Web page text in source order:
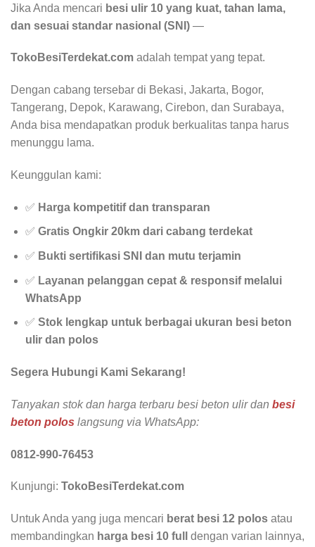
Jika Anda mencari besi ulir 10 yang kuat, tahan lama,
dan sesuai standar nasional (SNI) —
TokoBesiTerdekat.com adalah tempat yang tepat.
Dengan cabang tersebar di Bekasi, Jakarta, Bogor,
Tangerang, Depok, Karawang, Cirebon, dan Surabaya,
Anda bisa mendapatkan produk berkualitas tanpa harus
menunggu lama.
Keunggulan kami:
✅ Harga kompetitif dan transparan
✅ Gratis Ongkir 20km dari cabang terdekat
✅ Bukti sertifikasi SNI dan mutu terjamin
✅ Layanan pelanggan cepat & responsif melalui
WhatsApp
✅ Stok lengkap untuk berbagai ukuran besi beton
ulir dan polos
Segera Hubungi Kami Sekarang!
Tanyakan stok dan harga terbaru besi beton ulir dan besi
beton polos langsung via WhatsApp:
0812-990-76453
Kunjungi: TokoBesiTerdekat.com
Untuk Anda yang juga mencari berat besi 12 polos atau
membandingkan harga besi 10 full
dengan varian lainnya,